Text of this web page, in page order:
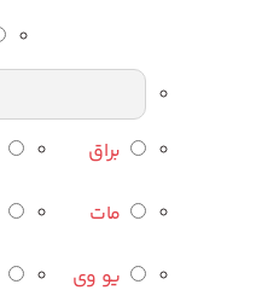
براق
مات
یو وی